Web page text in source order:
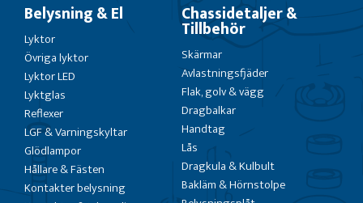
Belysning & El
Lyktor
Övriga lyktor
Lyktor LED
Lyktglas
Reflexer
LGF & Varningskyltar
Glödlampor
Hållare & Fästen
Kontakter belysning
Chassidetaljer &
Tillbehör
Skärmar
Avlastningsfjäder
Flak, golv & vägg
Dragbalkar
Handtag
Lås
Dragkula & Kulbult
Bakläm & Hörnstolpe